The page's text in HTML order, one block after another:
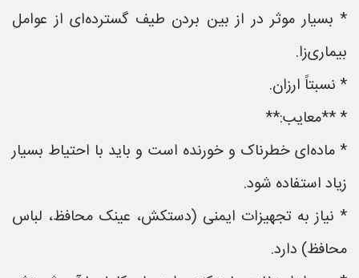
* بسیار موثر در از بین بردن طیف گسترده‌ای از عوامل
بیماری‌زا.
* نسبتاً ارزان.
* **معایب:**
* ماده‌ای خطرناک و خورنده است و باید با احتیاط بسیار
زیاد استفاده شود.
* نیاز به تجهیزات ایمنی (دستکش، عینک محافظ، لباس
محافظ) دارد.